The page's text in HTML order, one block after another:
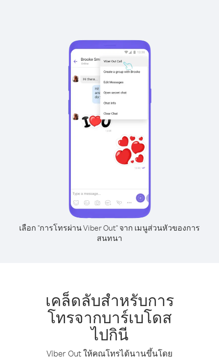
เลือก "การโทรผ่าน Viber Out" จาก เมนูส่วนหัวของการ
สนทนา
เคล็ดลับสำหรับการ
โทรจากบาร์เบโดส
ไปกินี
Viber Out ให้คุณโทรได้นานขึ้นโดย